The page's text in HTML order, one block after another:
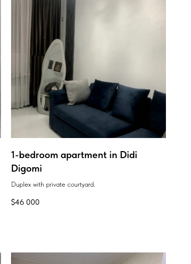
1-bedroom apartment in Didi
Digomi
Duplex with private courtyard.
$46 000